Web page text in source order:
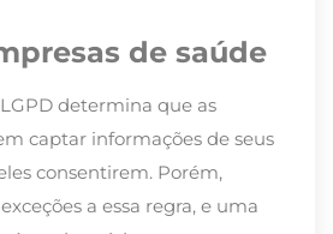
de saúde
determina que as
captar informações de seus
consentirem. Porém,
a essa regra, e uma